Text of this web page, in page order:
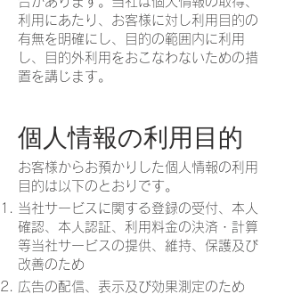
利用にあたり、お客様に対し利用目的の
有無を明確にし、目的の範囲内に利用
し、目的外利用をおこなわないための措
置を講じます。
個人情報の利用目的
お客様からお預かりした個人情報の利用
目的は以下のとおりです。
当社サービスに関する登録の受付、本人
確認、本人認証、利用料金の決済・計算
等当社サービスの提供、維持、保護及び
改善のため
広告の配信、表示及び効果測定のため